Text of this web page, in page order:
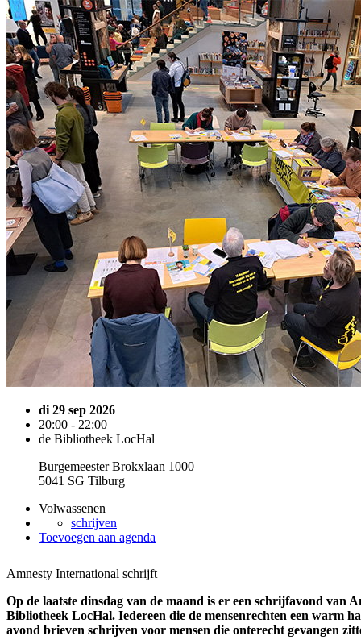
di 29 sep 2026
20:00 - 22:00
de Bibliotheek LocHal
Burgemeester Brokxlaan 1000
5041 SG Tilburg
Volwassenen
schrijven
Toevoegen aan agenda
Amnesty International schrijft
Op de laatste dinsdag van de maand is er een schrijfavond van
Bibliotheek LocHal. Iedereen die de mensenrechten een warm
avond brieven schrijven voor mensen die onterecht gevangen